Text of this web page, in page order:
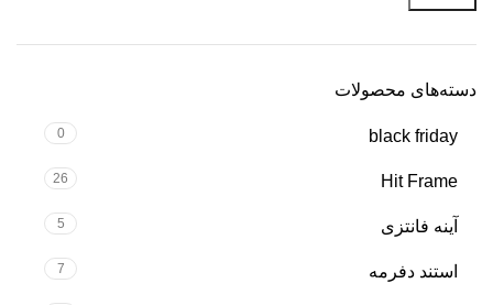
دسته‌های محصولات
black friday
0
Hit Frame
26
آینه فانتزی 5
استند دفرمه 7